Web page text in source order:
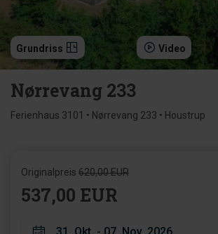
Grundriss Video
Nørrevang 233
Ferienhaus 3101 • Nørrevang 233 • Houstrup
Originalpreis 620,00 EUR
537,00 EUR